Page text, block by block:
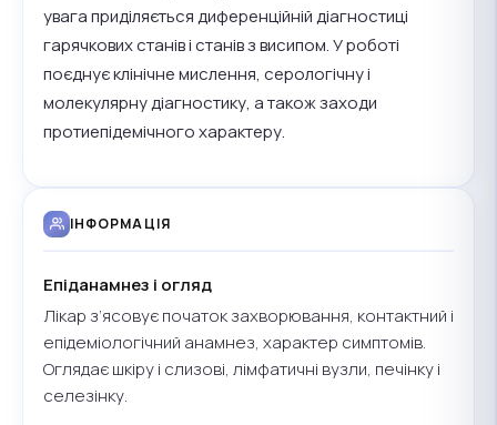
увага приділяється диференційній діагностиці
гарячкових станів і станів з висипом. У роботі
поєднує клінічне мислення, серологічну і
молекулярну діагностику, а також заходи
протиепідемічного характеру.
ІНФОРМАЦІЯ
Епіданамнез і огляд
Лікар з’ясовує початок захворювання, контактний і
епідеміологічний анамнез, характер симптомів.
Оглядає шкіру і слизові, лімфатичні вузли, печінку і
селезінку.